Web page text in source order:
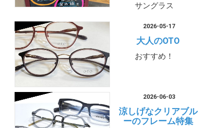
サングラス
2026-05-17
大人のOTO
おすすめ！
2026-06-03
涼しげなクリアブル
ーのフレーム特集